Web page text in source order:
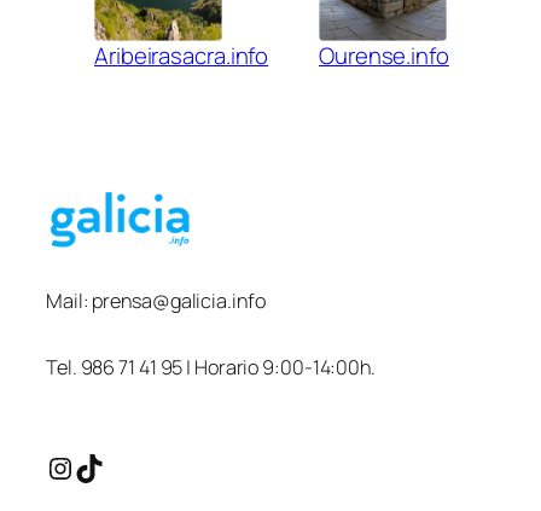
Aribeirasacra.info Ourense.info
Mail: prensa@galicia.info
Tel. 986 71 41 95 | Horario 9:00-14:00h.
Instagram
TikTok